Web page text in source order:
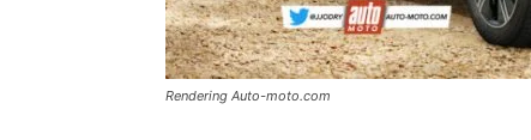
Rendering Auto-moto.com